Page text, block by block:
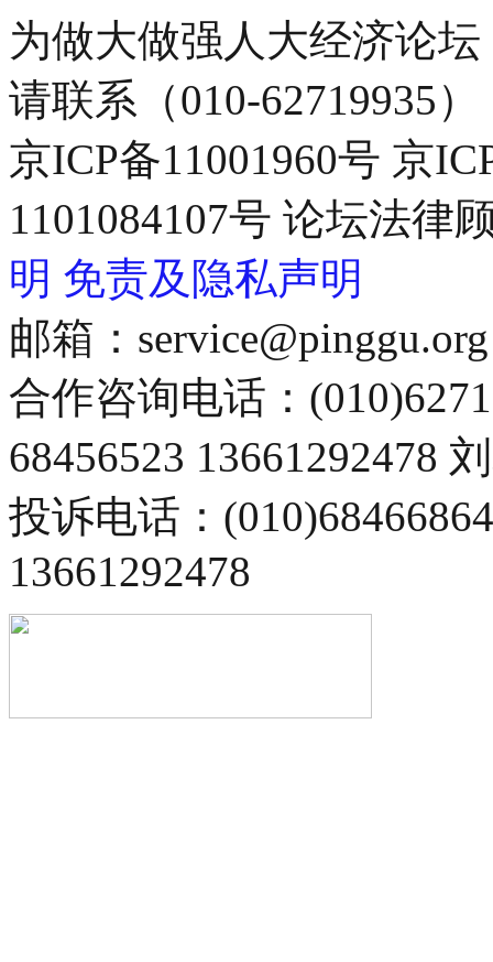
为做大做强人大经济论
请联系（010-62719935）
京ICP备11001960号 京
1101084107号 论坛法律
明 免责及隐私声明
邮箱：service@pinggu.org
合作咨询电话：
68456523 13661292478
投诉电话：
13661292478